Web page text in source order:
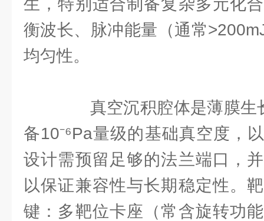
生，特别适合制备复杂多元化
衡波长、脉冲能量（通常
均匀性。
真空沉积腔体是薄膜生
备10⁻⁶Pa量级的基础真空度，
设计需预留足够的法兰端口，
以保证兼容性与长期稳定性。
键：多靶位卡座（常含旋转功